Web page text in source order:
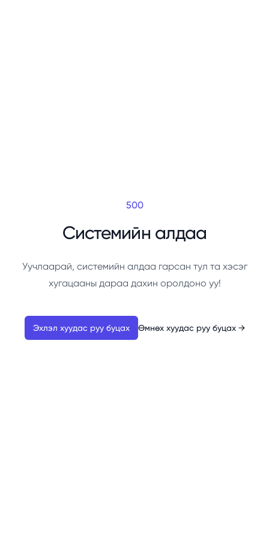
500
Системийн алдаа
Уучлаарай, системийн алдаа гарсан тул та хэсэг
хугацааны дараа дахин оролдоно уу!
Эхлэл хуудас руу буцах Өмнөх хуудас руу буцах →